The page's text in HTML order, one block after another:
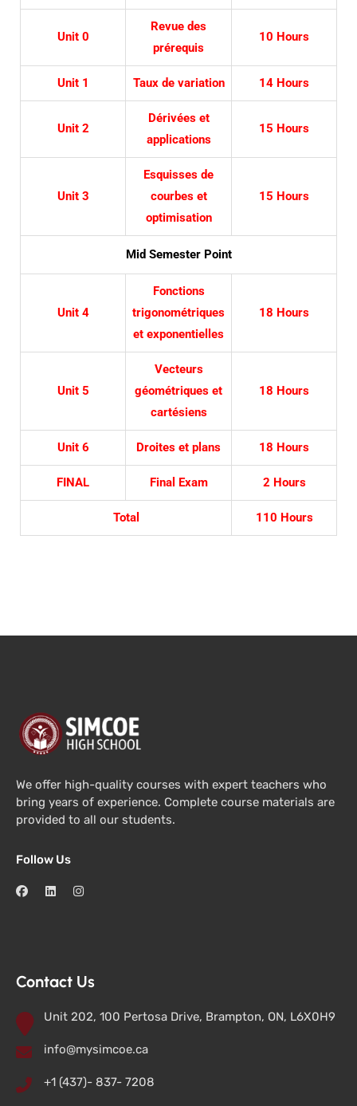
Unit 0
Revue des
prérequis
10 Hours
Unit 1 Taux de variation 14 Hours
Unit 2
Dérivées et
applications
15 Hours
Unit 3
Esquisses de
courbes et
optimisation
15 Hours
Mid Semester Point
Unit 4
Fonctions
trigonométriques
et exponentielles
18 Hours
Unit 5
Vecteurs
géométriques et
cartésiens
18 Hours
Unit 6 Droites et plans 18 Hours
FINAL Final Exam 2 Hours
Total 110 Hours
We offer high-quality courses with expert teachers who
bring years of experience. Complete course materials are
provided to all our students.
Follow Us
Contact Us
Unit 202, 100 Pertosa Drive, Brampton, ON, L6X0H9
info@mysimcoe.ca
+1 (437)- 837- 7208